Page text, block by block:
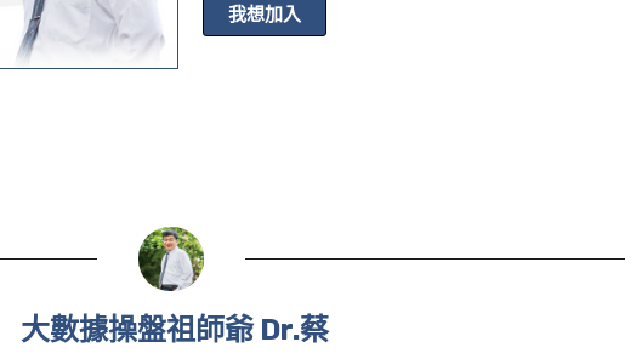
我想加入
大數據操盤祖師爺 Dr.蔡